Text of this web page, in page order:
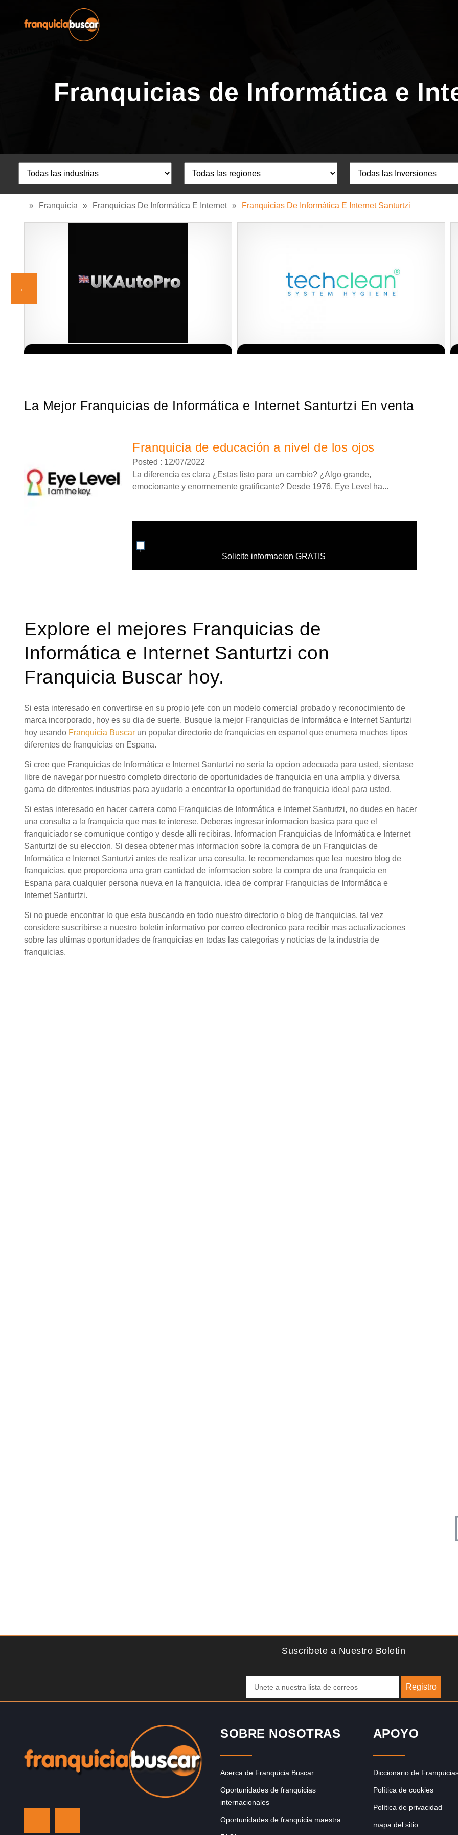
Franquicias de Informática e
» Franquicia » Franquicias De Informática E Internet » Franquicias De Informática E Internet Santurtzi
La Mejor Franquicias de Informática e Internet Santurtzi En venta
Franquicia de educación a nivel de los ojos
Posted : 12/07/2022
La diferencia es clara ¿Estas listo para un cambio? ¿Algo grande,
emocionante y enormemente gratificante? Desde 1976, Eye Level ha...
Solicite informacion GRATIS
Explore el mejores Franquicias de
Informática e Internet Santurtzi con
Franquicia Buscar hoy.
Si esta interesado en convertirse en su propio jefe con un modelo comercial probado y reconocimiento de
marca incorporado, hoy es su dia de suerte. Busque la mejor Franquicias de Informática e Internet Santurtzi
hoy usando Franquicia Buscar un popular directorio de franquicias en espanol que enumera muchos tipos
diferentes de franquicias en Espana.
Si cree que Franquicias de Informática e Internet Santurtzi no seria la opcion adecuada para usted, sientase
libre de navegar por nuestro completo directorio de oportunidades de franquicia en una amplia y diversa
gama de diferentes industrias para ayudarlo a encontrar la oportunidad de franquicia ideal para usted.
Si estas interesado en hacer carrera como Franquicias de Informática e Internet Santurtzi, no dudes en hacer
una consulta a la franquicia que mas te interese. Deberas ingresar informacion basica para que el
franquiciador se comunique contigo y desde alli recibiras. Informacion Franquicias de Informática e Internet
Santurtzi de su eleccion. Si desea obtener mas informacion sobre la compra de un Franquicias de
Informática e Internet Santurtzi antes de realizar una consulta, le recomendamos que lea nuestro blog de
franquicias, que proporciona una gran cantidad de informacion sobre la compra de una franquicia en
Espana para cualquier persona nueva en la franquicia. idea de comprar Franquicias de Informática e
Internet Santurtzi.
Si no puede encontrar lo que esta buscando en todo nuestro directorio o blog de franquicias, tal vez
considere suscribirse a nuestro boletin informativo por correo electronico para recibir mas actualizaciones
sobre las ultimas oportunidades de franquicias en todas las categorias y noticias de la industria de
franquicias.
Reino…
Suscribete a Nuestro Boletin
Registro
SOBRE NOSOTRAS
Acerca de Franquicia Buscar
Oportunidades de franquicias
internacionales
Oportunidades de franquicia maestra
APOYO
Diccionario de
Política de cookies
Política de privacidad
mapa del sitio